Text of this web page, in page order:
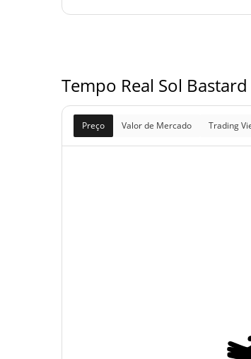
Tempo Real Sol
Preço Valor de Mercado Trading